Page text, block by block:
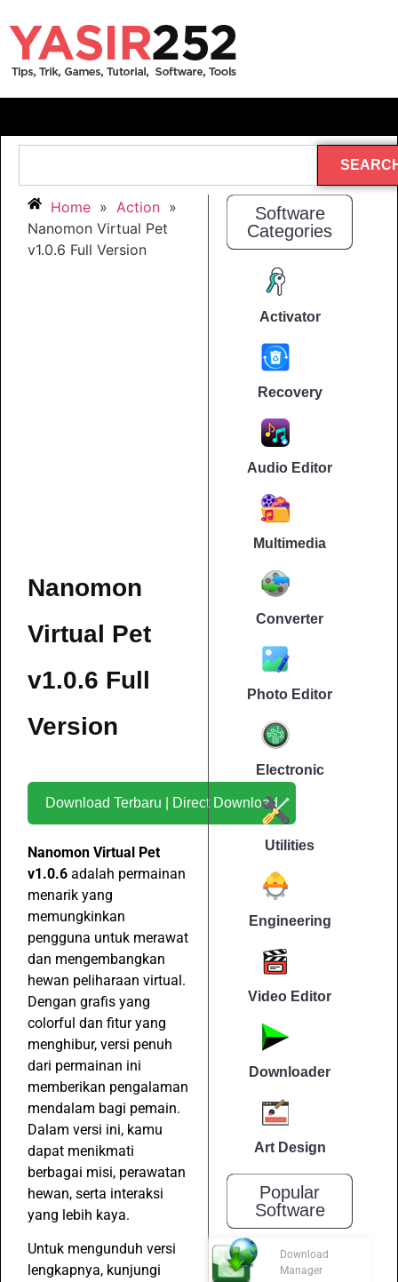
Home » Action »
Nanomon Virtual Pet
v1.0.6 Full Version
Nanomon
Virtual Pet
v1.0.6 Full
Version
Download Terbaru | Direct Download
Nanomon Virtual Pet
v1.0.6 adalah permainan
menarik yang
memungkinkan
pengguna untuk merawat
dan mengembangkan
hewan peliharaan virtual.
Dengan grafis yang
colorful dan fitur yang
menghibur, versi penuh
dari permainan ini
memberikan pengalaman
mendalam bagi pemain.
Dalam versi ini, kamu
dapat menikmati
berbagai misi, perawatan
hewan, serta interaksi
yang lebih kaya.
Untuk mengunduh versi
lengkapnya, kunjungi
Software
Categories
Activator
Recovery
Audio Editor
Multimedia
Converter
Photo Editor
Electronic
Utilities
Engineering
Video Editor
Downloader
Art Design
Popular
Software
Download
Manager